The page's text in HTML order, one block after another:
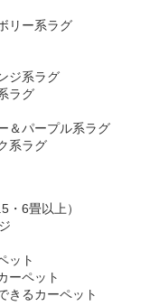
リー系ラグ
ジ系ラグ
ラグ
＆パープル系ラグ
系ラグ
・6畳以上）
ット
ーペット
きるカーペット